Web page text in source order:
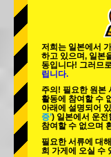
도쿄 시나가와
도쿄 아키하바라
도쿄 시부야 애넥
도쿄 아사쿠사
오키나와
저희는 일본에서
하고 있으며, 일본
동입니다! 그러므
립니다.
주의! 필요한 원본
활동에 참여할 수
아래에 설명되어
증’) 일본에서 운전
참여할 수 없으며
필요한 서류에 대
희 가게에 오실 수